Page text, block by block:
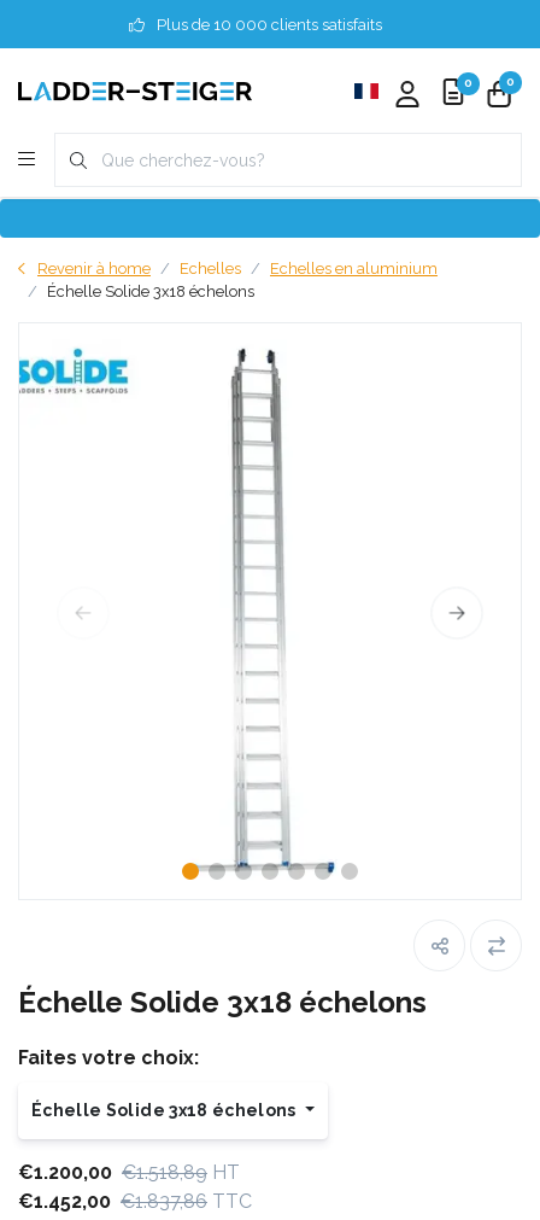
Plus de 10 000 clients satisfaits
0 0
Revenir à home Echelles
Echelles en aluminium
Échelle Solide 3x18 échelons
Échelle Solide 3x18 échelons
Faites votre choix:
Échelle Solide 3x18 échelons
€1.200,00 €1.518,89 HT
€1.452,00 €1.837,86 TTC